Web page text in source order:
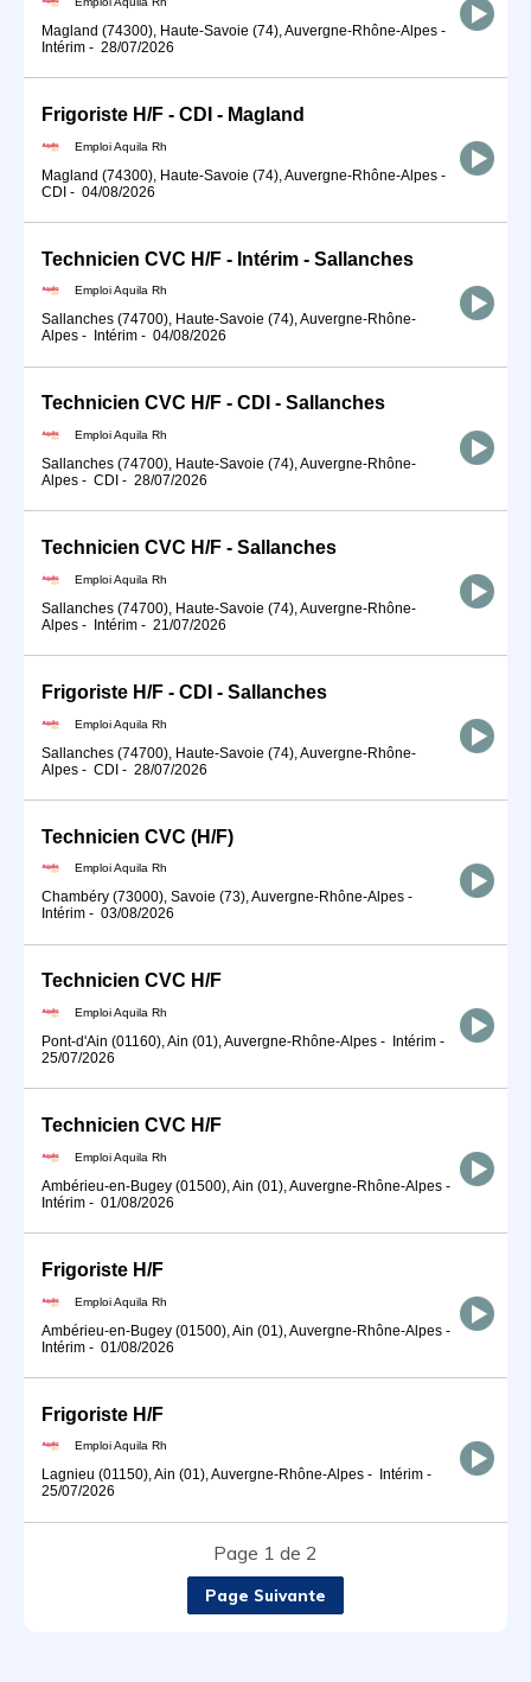
Magland (74300), Haute-Savoie (74), Auvergne-Rhône-Alpes -
Intérim - 28/07/2026
Frigoriste H/F - CDI - Magland
Emploi Aquila Rh
Magland (74300), Haute-Savoie (74), Auvergne-Rhône-Alpes -
CDI - 04/08/2026
Technicien CVC H/F - Intérim - Sallanches
Emploi Aquila Rh
Sallanches (74700), Haute-Savoie (74), Auvergne-Rhône-
Alpes - Intérim - 04/08/2026
Technicien CVC H/F - CDI - Sallanches
Emploi Aquila Rh
Sallanches (74700), Haute-Savoie (74), Auvergne-Rhône-
Alpes - CDI - 28/07/2026
Technicien CVC H/F - Sallanches
Emploi Aquila Rh
Sallanches (74700), Haute-Savoie (74), Auvergne-Rhône-
Alpes - Intérim - 21/07/2026
Frigoriste H/F - CDI - Sallanches
Emploi Aquila Rh
Sallanches (74700), Haute-Savoie (74), Auvergne-Rhône-
Alpes - CDI - 28/07/2026
Technicien CVC (H/F)
Emploi Aquila Rh
Chambéry (73000), Savoie (73), Auvergne-Rhône-Alpes -
Intérim - 03/08/2026
Technicien CVC H/F
Emploi Aquila Rh
Pont-d'Ain (01160), Ain (01), Auvergne-Rhône-Alpes - Intérim -
25/07/2026
Technicien CVC H/F
Emploi Aquila Rh
Ambérieu-en-Bugey (01500), Ain (01), Auvergne-Rhône-Alpes -
Intérim - 01/08/2026
Frigoriste H/F
Emploi Aquila Rh
Ambérieu-en-Bugey (01500), Ain (01), Auvergne-Rhône-Alpes -
Intérim - 01/08/2026
Frigoriste H/F
Emploi Aquila Rh
Lagnieu (01150), Ain (01), Auvergne-Rhône-Alpes - Intérim -
25/07/2026
Page 1 de 2
Page Suivante